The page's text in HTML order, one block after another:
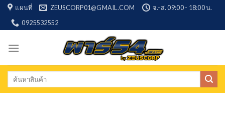
Skip
content
แผนที่ ZEUSCORP01@GMAIL.COM
จ.-ส. 09:00 - 18:00 น.
0925532552
Search